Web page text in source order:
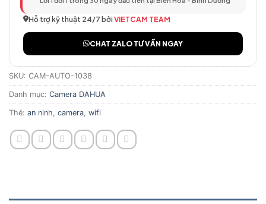
Hỗ trợ kỹ thuật 24/7 bởi VIETCAM TEAM
CHAT ZALO TƯ VẤN NGAY
SKU: CAM-AUTO-1038
Danh mục: Camera DAHUA
Thẻ: an ninh camera wifi